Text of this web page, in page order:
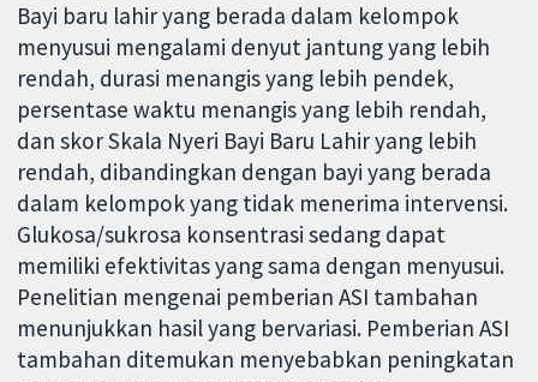
Bayi baru lahir yang berada dalam kelompok
menyusui mengalami denyut jantung yang lebih
rendah, durasi menangis yang lebih pendek,
persentase waktu menangis yang lebih rendah,
dan skor Skala Nyeri Bayi Baru Lahir yang lebih
rendah, dibandingkan dengan bayi yang berada
dalam kelompok yang tidak menerima intervensi.
Glukosa/sukrosa konsentrasi sedang dapat
memiliki efektivitas yang sama dengan menyusui.
Penelitian mengenai pemberian ASI tambahan
menunjukkan hasil yang bervariasi. Pemberian ASI
tambahan ditemukan menyebabkan peningkatan